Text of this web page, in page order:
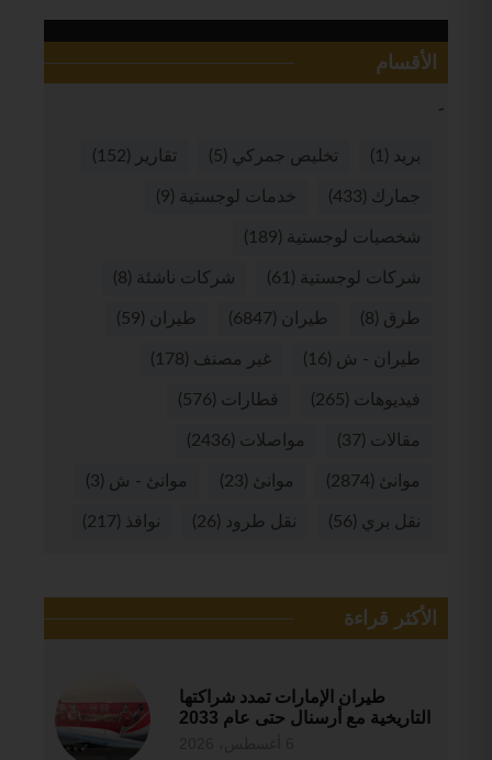
الأقسام
بريد (1) تخليص جمركي (5) تقارير (152)
جمارك (433) خدمات لوجستية (9)
شخصيات لوجستية (189)
شركات لوجستية (61) شركات ناشئة (8)
طرق (8) طيران (6847) طيران (59)
طيران - ش (16) غير مصنف (178)
فيديوهات (265) قطارات (576)
مقالات (37) مواصلات (2436)
موانئ (2874) موانئ (23) موانئ - ش (3)
نقل بري (56) نقل طرود (26) نوافذ (217)
الأكثر قراءة
طيران الإمارات تمدد شراكتها
التاريخية مع أرسنال حتى عام 2033